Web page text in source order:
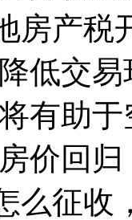
房产税
低交
有助
价回
么征收